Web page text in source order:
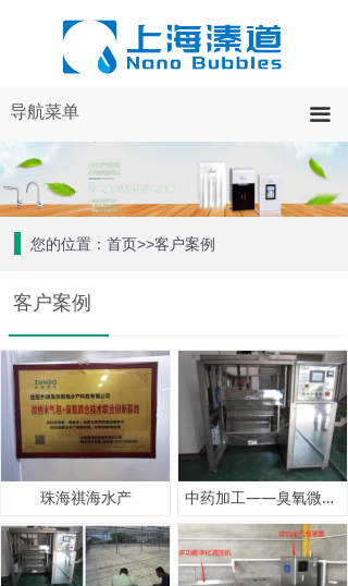
导航菜单 끀
珠海祺海水产 中药加工——臭氧微纳米气泡漂白
您的位置：首页>>客户案例
客户案例